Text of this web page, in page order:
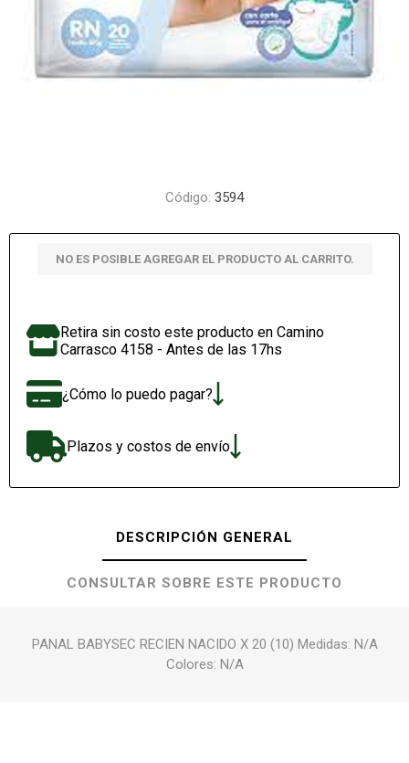
Código: 3594
NO ES POSIBLE AGREGAR EL PRODUCTO AL CARRITO.
Retira sin costo este producto en Camino
Carrasco 4158 - Antes de las 17hs
¿Cómo lo puedo pagar?
Plazos y costos de envío
DESCRIPCIÓN GENERAL
CONSULTAR SOBRE ESTE PRODUCTO
PANAL BABYSEC RECIEN NACIDO X 20 (10) Medidas: N/A
Colores: N/A